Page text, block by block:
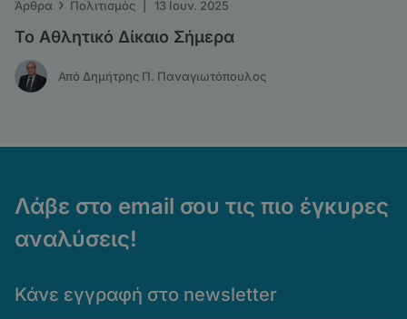
Άρθρα › Πολιτισμός 13 Ιουν. 2025
Το Αθλητικό Δίκαιο Σήμερα
Από Δημήτρης Π. Παναγιωτόπουλος
Λάβε στο email σου τις πιο έγκυρες
αναλύσεις!
Κάνε εγγραφή στο newsletter